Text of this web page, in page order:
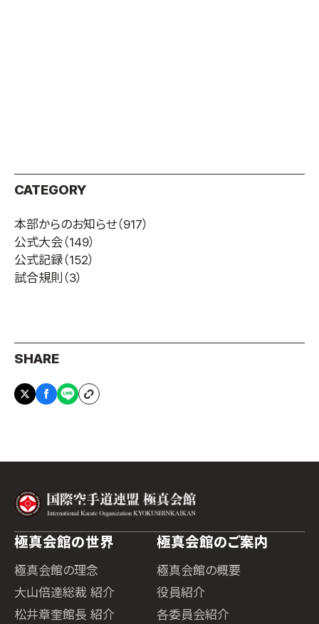
日本語
CATEGORY
本部からのお知らせ（917）
公式大会（149）
公式記録（152）
試合規則 （3）
SHARE
極真会館の世界
極真会館の理念
大山倍達総裁 紹介
松井章奎館長 紹介
極真会館のご案内
極真会館の概要
役員紹介
各委員会紹介